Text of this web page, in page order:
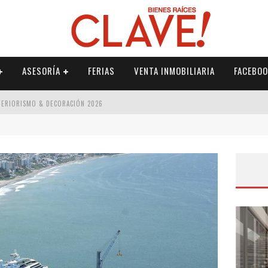
ASESORÍA FERIAS VENTA INMOBILIARIA
& DECORACIÓN 2026
2026
& DECORACIÓN 2026